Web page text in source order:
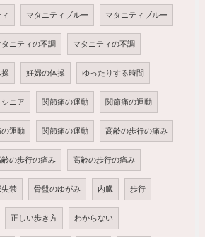
マタニティブルー マタニティブルー
タニティの不調 マタニティの不調
操 妊婦の体操 ゆったりする時間
シニア 関節痛の運動 関節痛の運動
の運動 関節痛の運動 高齢の歩行の痛み
齢の歩行の痛み 高齢の歩行の痛み
失禁 骨盤のゆがみ 内臓 歩行
正しい歩き方 わからない